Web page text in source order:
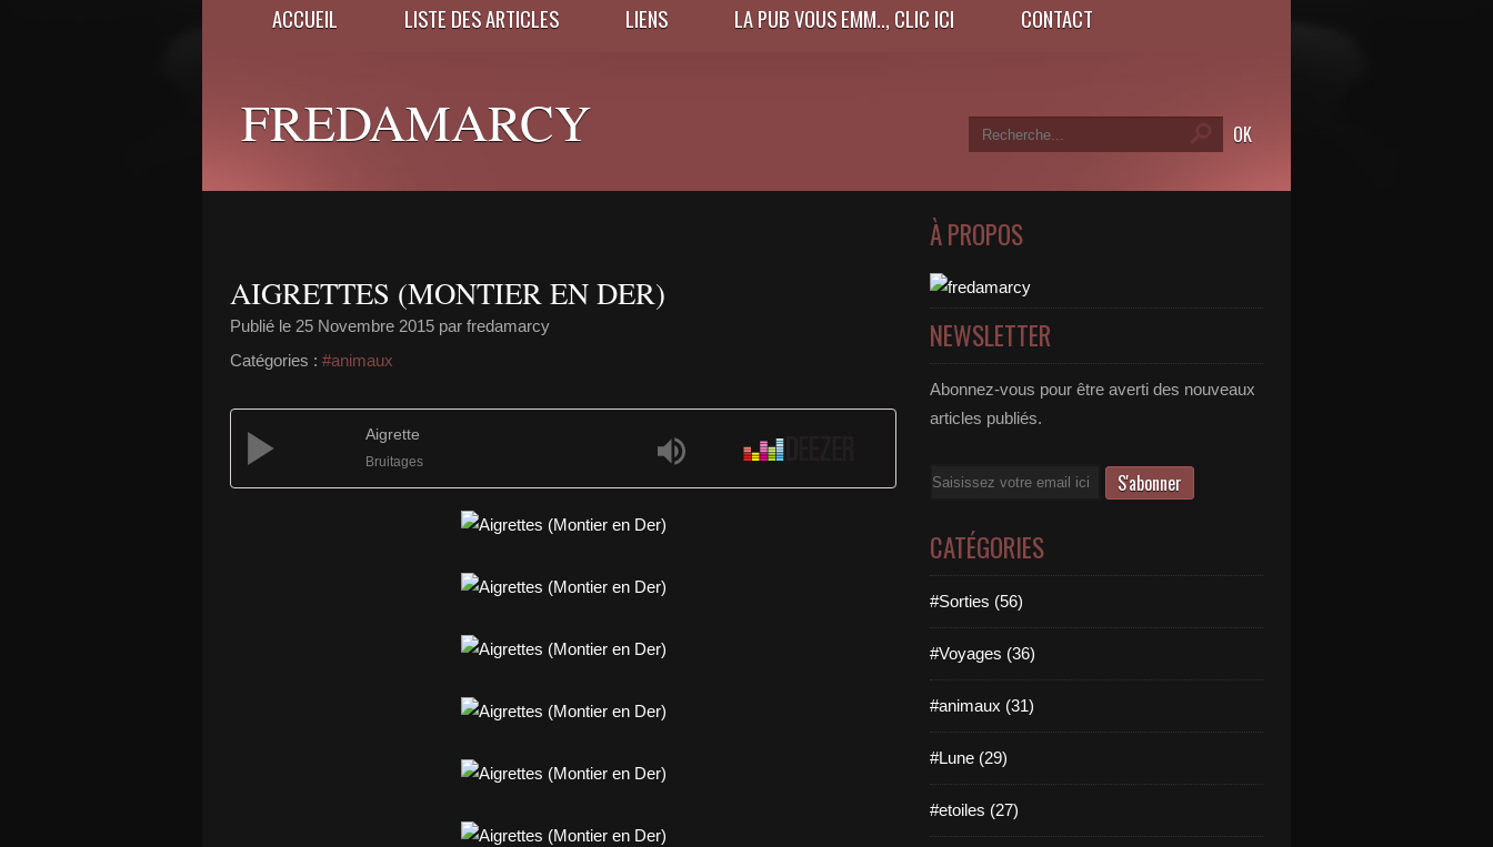
ACCUEIL LISTE DES ARTICLES LIENS LA PUB VOUS EMM.., CLIC ICI CONTACT
FREDAMARCY
AIGRETTES (MONTIER EN DER)
Publié le 25 Novembre 2015 par fredamarcy
Catégories : #animaux
Aigrette
Bruitages
À PROPOS
NEWSLETTER
Abonnez-vous pour être averti des nouveaux
articles publiés.
Email
CATÉGORIES
#Sorties (56)
#Voyages (36)
#animaux (31)
#Lune (29)
#etoiles (27)